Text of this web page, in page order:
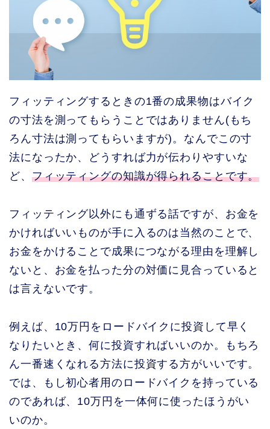
フィッティングするときの1番の成果物はバイク
の寸法を測ってもらうことではありません(もち
ろん寸法は測ってもらいますが)。なんでこの寸
法になったか、どうすれば力が伝わりやすいな
ど、 フィッティングの知識が得られることです。
フィッティング以外にも通ずる話ですが、お金を
かければいいものが手に入るのは当然のことで、
お金をかけることで成果につながる理由を理解し
ないと、お金を払った分の対価に見合っていると
は言えないです。
例えば、10万円をロードバイクに投資して早く
なりたいとき、何に投資すればいいのか。もちろ
ん一番速くなれる方法に投資する方がいいです。
では、もし初心者用のロードバイクを持っている
のであれば、10万円を一体何に使ったほうがい
いのか。